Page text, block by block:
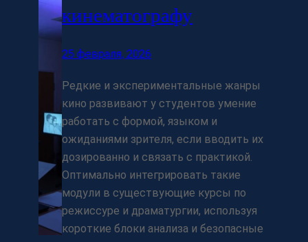
кинематографу
25 февраля, 2026
Редкие и экспериментальные жанры
кино развивают у студентов умение
работать с формой, языком и
ожиданиями зрителя, если вводить их
дозированно и связать с практикой.
Оптимально интегрировать такие
модули в существующие курсы по
режиссуре и драматургии, используя
короткие блоки анализа и безопасные